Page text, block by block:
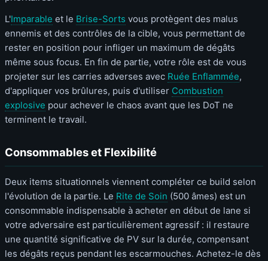
L'Imparable et le Brise-Sorts vous protègent des malus
ennemis et des contrôles de la cible, vous permettant de
rester en position pour infliger un maximum de dégâts
même sous focus. En fin de partie, votre rôle est de vous
projeter sur les carries adverses avec Ruée Enflammée,
d'appliquer vos brûlures, puis d'utiliser Combustion
explosive pour achever le chaos avant que les DoT ne
terminent le travail.
Consommables et Flexibilité
Deux items situationnels viennent compléter ce build selon
l'évolution de la partie. Le Rite de Soin (500 âmes) est un
consommable indispensable à acheter en début de lane si
votre adversaire est particulièrement agressif : il restaure
une quantité significative de PV sur la durée, compensant
les dégâts reçus pendant les escarmouches. Achetez-le dès